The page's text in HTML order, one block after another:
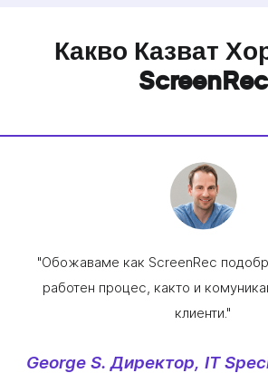
Какво Казват
ScreenRec
"Обожаваме как ScreenRec
работен процес, както и
клиенти."
George S. Директор, IT